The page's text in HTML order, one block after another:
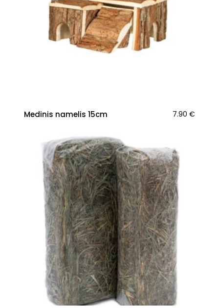
Medinis namelis 15cm 7.90 €